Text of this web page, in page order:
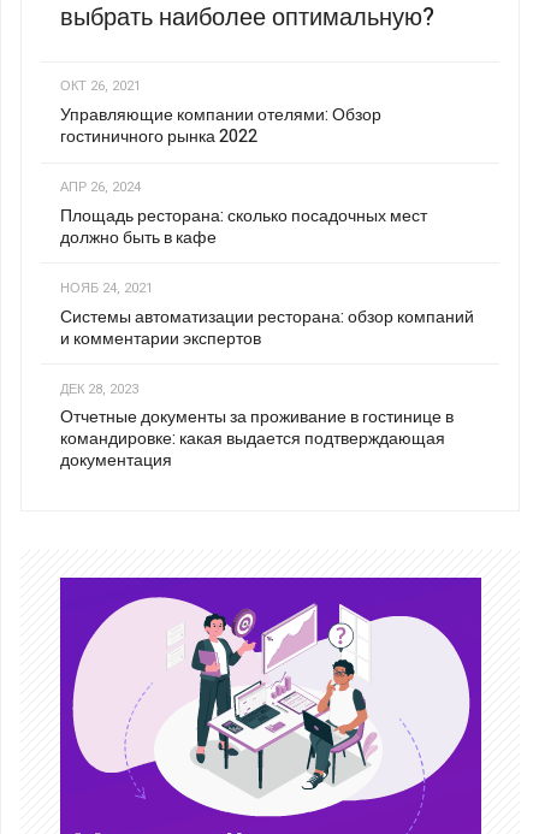
выбрать наиболее оптимальную?
ОКТ 26, 2021
Управляющие компании отелями: Обзор
гостиничного рынка 2022
АПР 26, 2024
Площадь ресторана: сколько посадочных мест
должно быть в кафе
НОЯБ 24, 2021
Системы автоматизации ресторана: обзор компаний
и комментарии экспертов
ДЕК 28, 2023
Отчетные документы за проживание в гостинице в
командировке: какая выдается подтверждающая
документация